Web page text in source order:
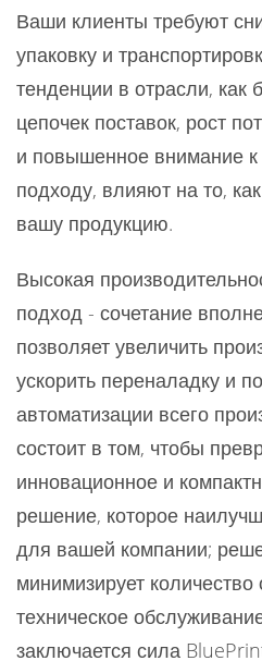
Ваши клиенты требуют
упаковку и
тенденции в отрасли, как
цепочек поставок, рост
и повышенное внимание
подходу, влияют на то,
вашу продукцию.
Высокая
подход - сочетание
позволяет увеличить
ускорить переналадку и
автоматизации всего
состоит в том, чтобы
инновационное и
решение, которое
для вашей компании;
минимизирует количество
техническое
заключается сила